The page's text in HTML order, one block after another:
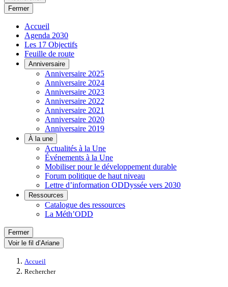
Fermer
Accueil
Agenda 2030
Les 17 Objectifs
Feuille de route
Anniversaire
Anniversaire 2025
Anniversaire 2024
Anniversaire 2023
Anniversaire 2022
Anniversaire 2021
Anniversaire 2020
Anniversaire 2019
À la une
Actualités à la Une
Événements à la Une
Mobiliser pour le développement durable
Forum politique de haut niveau
Lettre d’information ODDyssée vers 2030
Ressources
Catalogue des ressources
La Méth’ODD
Fermer
Voir le fil d’Ariane
Accueil
Rechercher